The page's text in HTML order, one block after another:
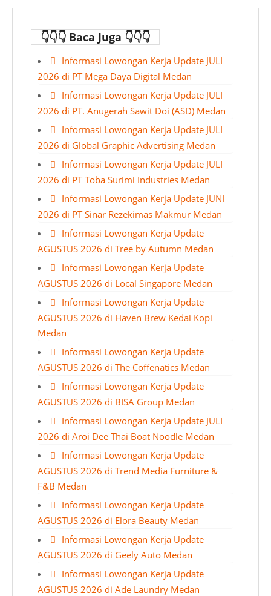
👇👇👇 Baca Juga 👇👇👇
Informasi Lowongan Kerja Update JULI
2026 di PT Mega Daya Digital Medan
Informasi Lowongan Kerja Update JULI
2026 di PT. Anugerah Sawit Doi (ASD) Medan
Informasi Lowongan Kerja Update JULI
2026 di Global Graphic Advertising Medan
Informasi Lowongan Kerja Update JULI
2026 di PT Toba Surimi Industries Medan
Informasi Lowongan Kerja Update JUNI
2026 di PT Sinar Rezekimas Makmur Medan
Informasi Lowongan Kerja Update
AGUSTUS 2026 di Tree by Autumn Medan
Informasi Lowongan Kerja Update
AGUSTUS 2026 di Local Singapore Medan
Informasi Lowongan Kerja Update
AGUSTUS 2026 di Haven Brew Kedai Kopi
Medan
Informasi Lowongan Kerja Update
AGUSTUS 2026 di The Coffenatics Medan
Informasi Lowongan Kerja Update
AGUSTUS 2026 di BISA Group Medan
Informasi Lowongan Kerja Update JULI
2026 di Aroi Dee Thai Boat Noodle Medan
Informasi Lowongan Kerja Update
AGUSTUS 2026 di Trend Media Furniture &
F&B Medan
Informasi Lowongan Kerja Update
AGUSTUS 2026 di Elora Beauty Medan
Informasi Lowongan Kerja Update
AGUSTUS 2026 di Geely Auto Medan
Informasi Lowongan Kerja Update
AGUSTUS 2026 di Ade Laundry Medan